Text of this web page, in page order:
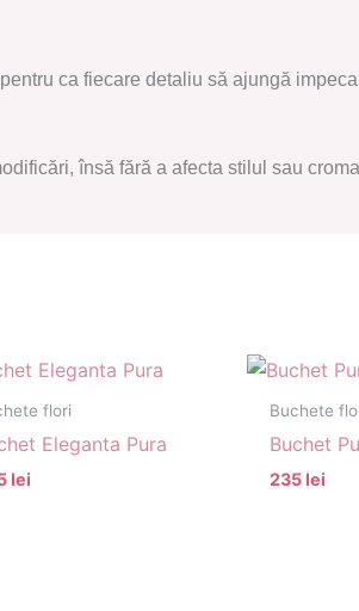
ca fiecare detaliu să ajungă
însă fără a afecta stilul sau
flori
Eleganta Pura
lei
Buchete
Buchet
235 lei